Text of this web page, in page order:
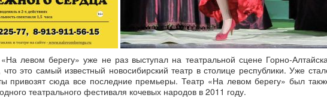
левом берегу» уже не раз выступал на театральной сцене Горно-
это самый известный новосибирский театр в столице республики. Уже
привозят сюда все последние премьеры. Театр «На левом берегу» был
театрального фестиваля кочевых народов в 2011 году.